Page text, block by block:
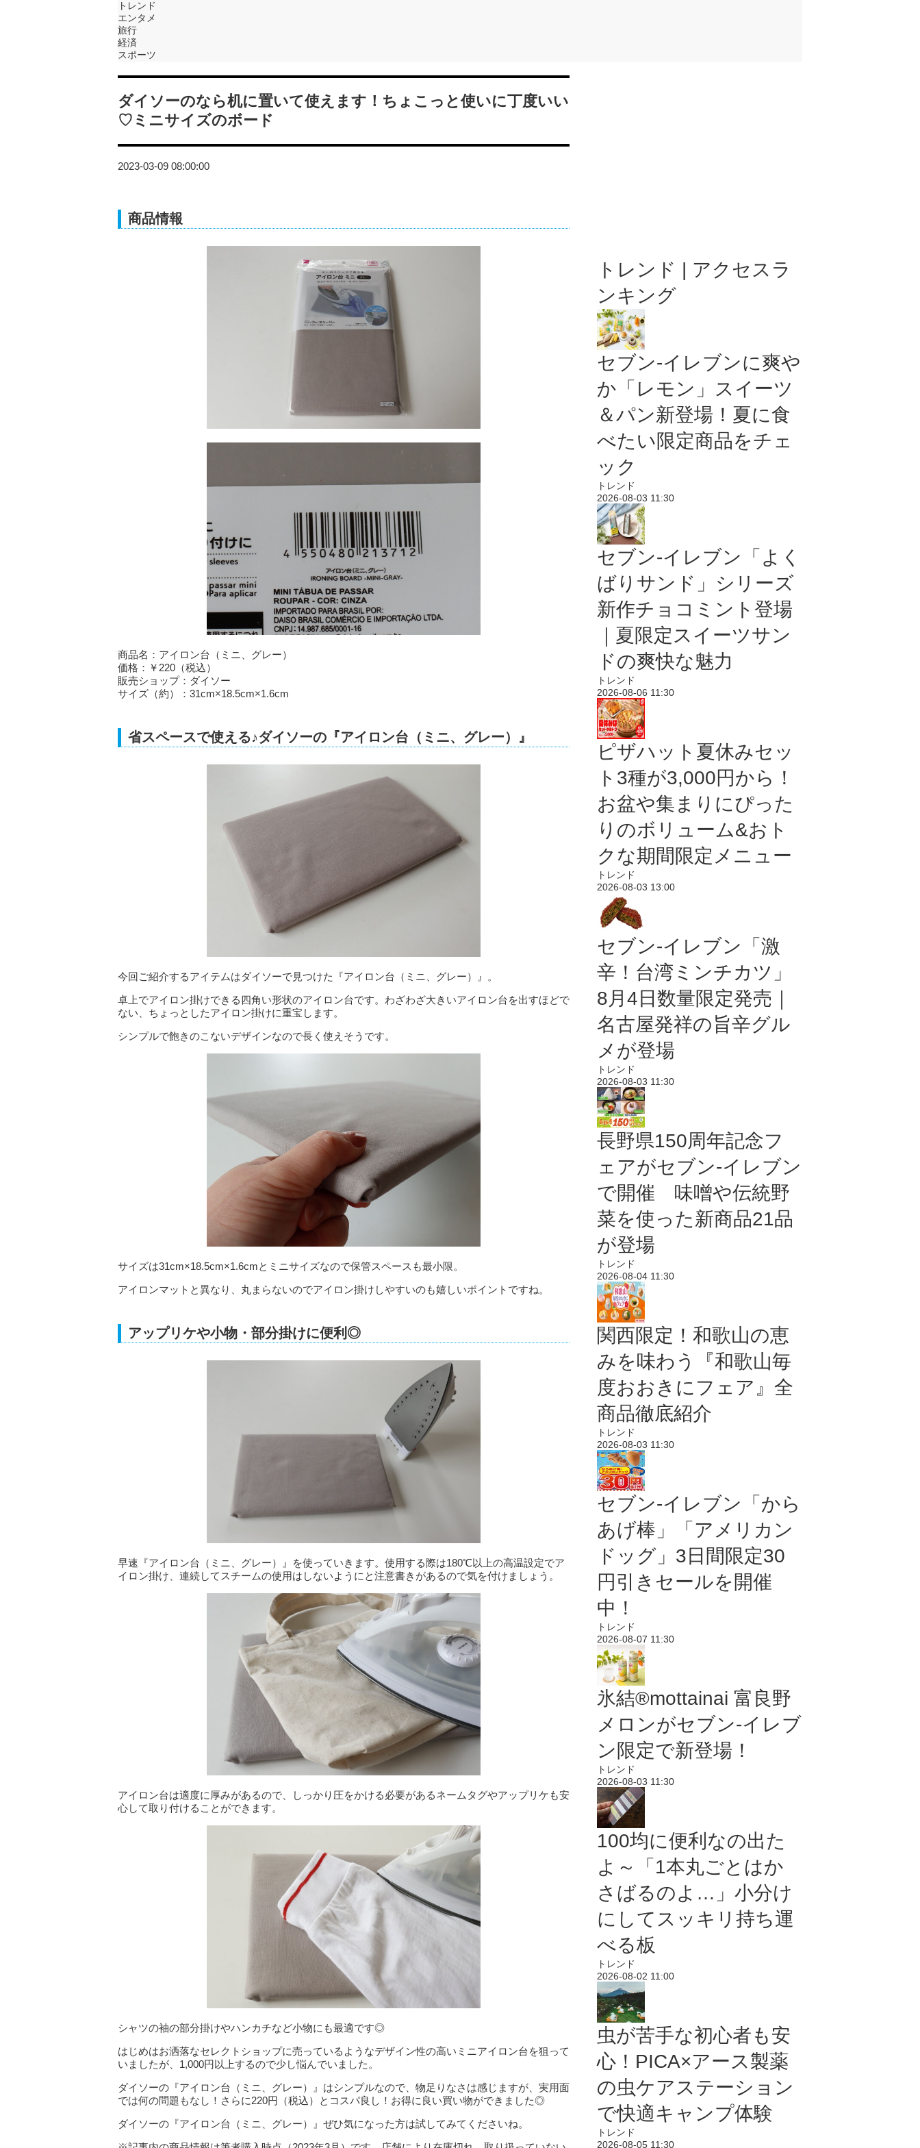
トレンド
エンタメ
旅行
経済
スポーツ
ダイソーのなら机に置いて使えます！ちょこっと使いに丁度いい
♡ミニサイズのボード
2023-03-09 08:00:00
商品情報
商品名：アイロン台（ミニ、グレー）
価格：￥220（税込）
販売ショップ：ダイソー
サイズ（約）：31cm×18.5cm×1.6cm
省スペースで使える♪ダイソーの『アイロン台（ミニ、グレー）』
今回ご紹介するアイテムはダイソーで見つけた『アイロン台（ミニ、グレー）』。
卓上でアイロン掛けできる四角い形状のアイロン台です。わざわざ大きいアイロン台を出すほどで
ない、ちょっとしたアイロン掛けに重宝します。
シンプルで飽きのこないデザインなので長く使えそうです。
サイズは31cm×18.5cm×1.6cmとミニサイズなので保管スペースも最小限。
アイロンマットと異なり、丸まらないのでアイロン掛けしやすいのも嬉しいポイントですね。
アップリケや小物・部分掛けに便利◎
早速『アイロン台（ミニ、グレー）』を使っていきます。使用する際は180℃以上の高温設定でア
イロン掛け、連続してスチームの使用はしないようにと注意書きがあるので気を付けましょう。
アイロン台は適度に厚みがあるので、しっかり圧をかける必要があるネームタグやアップリケも安
心して取り付けることができます。
シャツの袖の部分掛けやハンカチなど小物にも最適です◎
はじめはお洒落なセレクトショップに売っているようなデザイン性の高いミニアイロン台を狙って
いましたが、1,000円以上するので少し悩んでいました。
ダイソーの『アイロン台（ミニ、グレー）』はシンプルなので、物足りなさは感じますが、実用面
では何の問題もなし！さらに220円（税込）とコスパ良し！お得に良い買い物ができました◎
ダイソーの『アイロン台（ミニ、グレー）』ぜひ気になった方は試してみてくださいね。
トレンド | アクセスラ
ンキング
セブン‐イレブンに爽や
か「レモン」スイーツ
＆パン新登場！夏に食
べたい限定商品をチェ
ック
トレンド
2026-08-03 11:30
セブン‐イレブン「よく
ばりサンド」シリーズ
新作チョコミント登場
｜夏限定スイーツサン
ドの爽快な魅力
トレンド
2026-08-06 11:30
ピザハット夏休みセッ
ト3種が3,000円から！
お盆や集まりにぴった
りのボリューム&おト
クな期間限定メニュー
トレンド
2026-08-03 13:00
セブン-イレブン「激
辛！台湾ミンチカツ」
8月4日数量限定発売｜
名古屋発祥の旨辛グル
メが登場
トレンド
2026-08-03 11:30
長野県150周年記念フ
ェアがセブン-イレブン
で開催 味噌や伝統野
菜を使った新商品21品
が登場
トレンド
2026-08-04 11:30
関西限定！和歌山の恵
みを味わう『和歌山毎
度おおきにフェア』全
商品徹底紹介
トレンド
2026-08-03 11:30
セブン‐イレブン「から
あげ棒」「アメリカン
ドッグ」3日間限定30
円引きセールを開催
中！
トレンド
2026-08-07 11:30
氷結®mottainai 富良野
メロンがセブン‐イレブ
ン限定で新登場！
トレンド
2026-08-03 11:30
100均に便利なの出た
よ～「1本丸ごとはか
さばるのよ…」小分け
にしてスッキリ持ち運
べる板
トレンド
2026-08-02 11:00
虫が苦手な初心者も安
心！PICA×アース製薬
の虫ケアステーション
で快適キャンプ体験
トレンド
2026-08-05 11:30